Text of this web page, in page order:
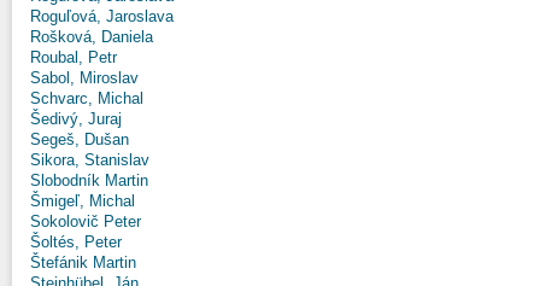
Roguľová, Jaroslava
Rošková, Daniela
Roubal, Petr
Sabol, Miroslav
Schvarc, Michal
Šedivý, Juraj
Segeš, Dušan
Sikora, Stanislav
Slobodník Martin
Šmigeľ, Michal
Sokolovič Peter
Šoltés, Peter
Štefánik Martin